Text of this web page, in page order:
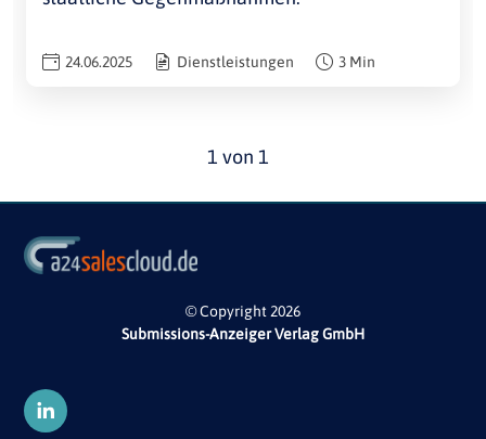
24.06.2025 Dienstleistungen 3 Min
1 von 1
© Copyright 2026
Submissions-Anzeiger Verlag GmbH